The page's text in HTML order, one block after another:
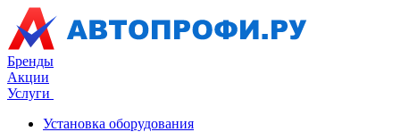
Бренды
Акции
Услуги
Установка оборудования